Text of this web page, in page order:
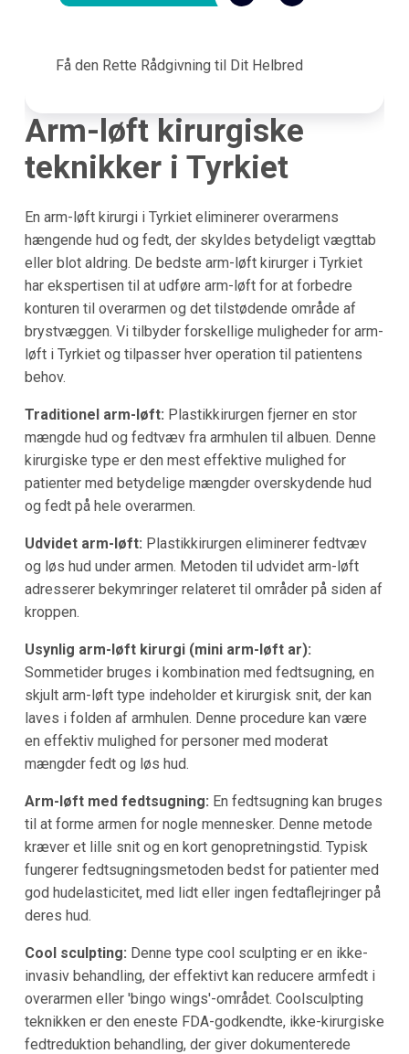
Få den Rette Rådgivning til Dit Helbred
Arm-løft kirurgiske
teknikker i Tyrkiet
En arm-løft kirurgi i Tyrkiet eliminerer overarmens
hængende hud og fedt, der skyldes betydeligt vægttab
eller blot aldring. De bedste arm-løft kirurger i Tyrkiet
har ekspertisen til at udføre arm-løft for at forbedre
konturen til overarmen og det tilstødende område af
brystvæggen. Vi tilbyder forskellige muligheder for arm-
løft i Tyrkiet og tilpasser hver operation til patientens
behov.
Traditionel arm-løft: Plastikkirurgen fjerner en stor
mængde hud og fedtvæv fra armhulen til albuen. Denne
kirurgiske type er den mest effektive mulighed for
patienter med betydelige mængder overskydende hud
og fedt på hele overarmen.
Udvidet arm-løft: Plastikkirurgen eliminerer fedtvæv
og løs hud under armen. Metoden til udvidet arm-løft
adresserer bekymringer relateret til områder på siden af
kroppen.
Usynlig arm-løft kirurgi (mini arm-løft ar):
Sommetider bruges i kombination med fedtsugning, en
skjult arm-løft type indeholder et kirurgisk snit, der kan
laves i folden af armhulen. Denne procedure kan være
en effektiv mulighed for personer med moderat
mængder fedt og løs hud.
Arm-løft med fedtsugning: En fedtsugning kan bruges
til at forme armen for nogle mennesker. Denne metode
kræver et lille snit og en kort genopretningstid. Typisk
fungerer fedtsugningsmetoden bedst for patienter med
god hudelasticitet, med lidt eller ingen fedtaflejringer på
deres hud.
Cool sculpting: Denne type cool sculpting er en ikke-
invasiv behandling, der effektivt kan reducere armfedt i
overarmen eller 'bingo wings'-området. Coolsculpting
teknikken er den eneste FDA-godkendte, ikke-kirurgiske
fedtreduktion behandling, der giver dokumenterede